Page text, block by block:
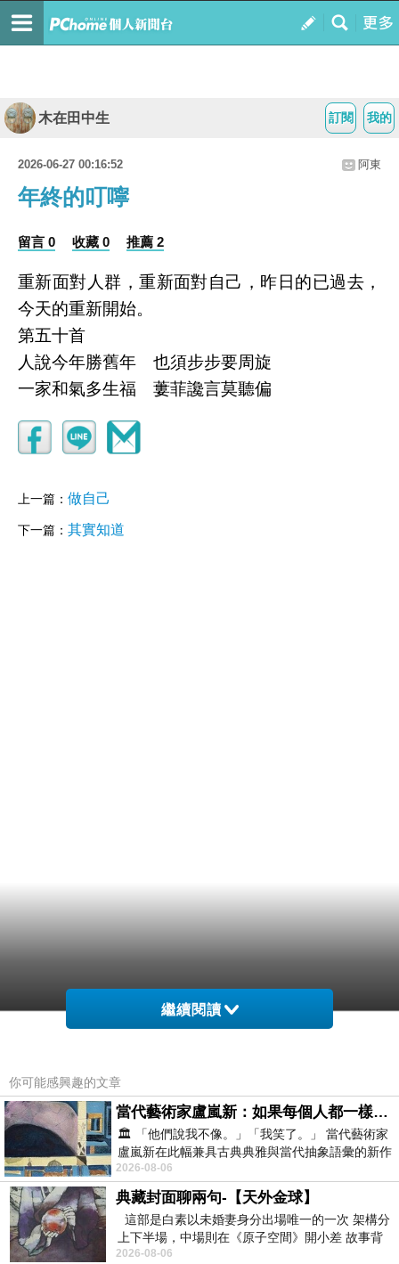
我的
訂閱
木在田中生
2026-06-27 00:16:52 阿東
年終的叮嚀
留言 0 收藏 0 推薦 2
重新面對人群，重新面對自己，昨日的已過去，
今天的重新開始。
第五十首
人說今年勝舊年 也須步步要周旋
一家和氣多生福 蔞菲讒言莫聽偏
上一篇： 做自己
下一篇： 其實知道
繼續閱讀
你可能感興趣的文章
當代藝術家盧嵐新：如果每個人都一樣，這世界該有多無聊？
🏛️ 「他們說我不像。」「我笑了。」 當代藝術家
盧嵐新在此幅兼具古典典雅與當代抽象語彙的新作
中，以沈靜的藍色空間為背景，描繪了
2026-08-06
典藏封面聊兩句-【天外金球】
這部是白素以未婚妻身分出場唯一的一次 架構分
上下半場，中場則在《原子空間》開小差 故事背
景影射西藏境外流亡 地下組織
2026-08-06